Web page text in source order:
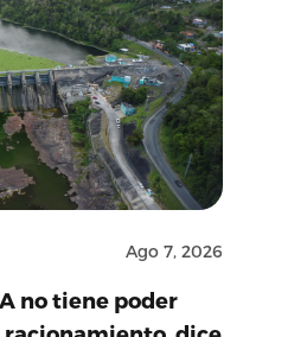
Ago 7, 2026
no tiene poder